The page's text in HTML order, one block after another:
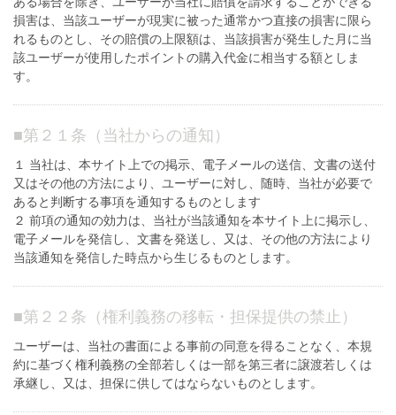
損害は、当該ユーザーが現実に被った通常かつ直接の損害に限ら
れるものとし、その賠償の上限額は、当該損害が発生した月に当
該ユーザーが使用したポイントの購入代金に相当する額としま
す。
■第２１条（当社からの通知）
１ 当社は、本サイト上での掲示、電子メールの送信、文書の送付
又はその他の方法により、ユーザーに対し、随時、当社が必要で
あると判断する事項を通知するものとします
２ 前項の通知の効力は、当社が当該通知を本サイト上に掲示し、
電子メールを発信し、文書を発送し、又は、その他の方法により
当該通知を発信した時点から生じるものとします。
■第２２条（権利義務の移転・担保提供の禁止）
ユーザーは、当社の書面による事前の同意を得ることなく、本規
約に基づく権利義務の全部若しくは一部を第三者に譲渡若しくは
承継し、又は、担保に供してはならないものとします。